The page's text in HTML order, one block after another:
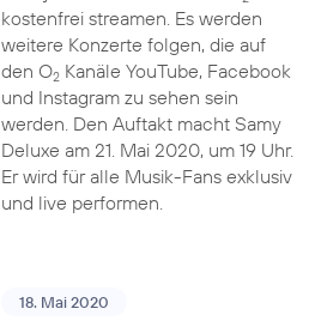
kostenfrei streamen. Es werden
weitere Konzerte folgen, die auf
den O2Kanäle YouTube, Facebook
und Instagram zu sehen sein
werden. Den Auftakt macht Samy
Deluxe am 21. Mai 2020, um 19 Uhr.
Er wird für alle Musik-Fans exklusiv
und live performen.
18. Mai 2020